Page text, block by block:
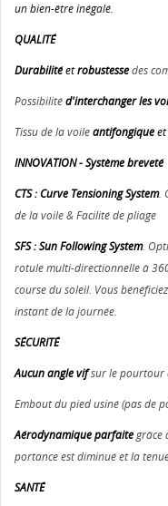
un bien-être inégalé.
QUALITÉ
Durabilitéetrobustessedes
Possibilitéd'interchanger les
Tissu de la voileantifongiqueet
INNOVATION - Système breveté
CTS : Curve Tensioning System.
de la voile & Facilité de pliage
SFS : Sun Following System.
rotule multi-directionnelle à
course du soleil. Vous
instant de la journée.
SÉCURITÉ
Aucun angle vifsur le pourtour
Embout du pied usiné (pas de
Aérodynamique parfaitegrâce
portance est diminué et la
SANTÉ